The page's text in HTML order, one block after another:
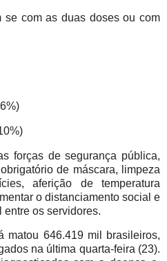
se com as duas doses ou com
forças de segurança pública,
de máscara, limpeza
aferição de temperatura
o distanciamento social e
os servidores.
matou 646.419 mil brasileiros,
na última quarta-feira (23).